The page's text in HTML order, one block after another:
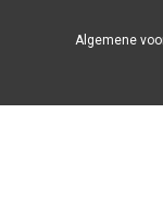
Algemene